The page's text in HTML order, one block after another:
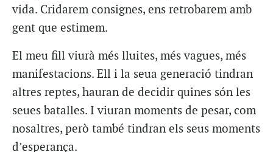
vida. Cridarem consignes, ens retrobarem amb
gent que estimem.
El meu fill viurà més lluites, més vagues, més
manifestacions. Ell i la seua generació tindran
altres reptes, hauran de decidir quines són les
seues batalles. I viuran moments de pesar, com
nosaltres, però també tindran els seus moments
d’esperança.